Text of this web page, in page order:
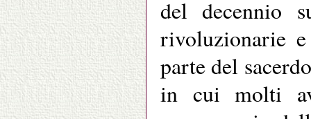
del decennio
rivoluzionarie
parte del
in cui molti